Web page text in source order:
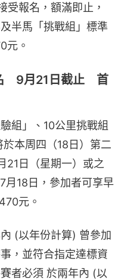
受報名，額滿即止，
半馬「挑戰組」標準
元。
9月21日截止 首
組」、10公里挑戰組
本周四（18日）第二
21日（星期一）或之
月18日，參加者可享早
元。
(以年份計算) 曾參加
，並符合指定達標資
者必須 於兩年內 (以